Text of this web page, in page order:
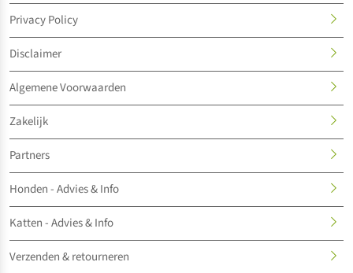
Privacy Policy
Disclaimer
Algemene Voorwaarden
Zakelijk
Partners
Honden - Advies & Info
Katten - Advies & Info
Verzenden & retourneren